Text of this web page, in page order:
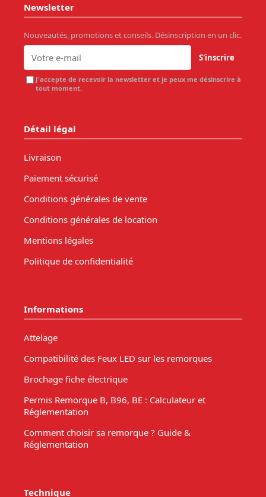
Newsletter
Nouveautés, promotions et conseils. Désinscription en un clic.
S'inscrire
J'accepte de recevoir la newsletter et je peux me désinscrire à
tout moment.
Détail légal
Livraison
Paiement sécurisé
Conditions générales de vente
Conditions générales de location
Mentions légales
Politique de confidentialité
Informations
Attelage
Compatibilité des Feux LED sur les remorques
Brochage fiche électrique
Permis Remorque B, B96, BE : Calculateur et
Réglementation
Comment choisir sa remorque ? Guide &
Réglementation
Technique